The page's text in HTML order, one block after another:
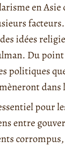
en
facteurs.
idées
Du
politiques
dans
pour
entre